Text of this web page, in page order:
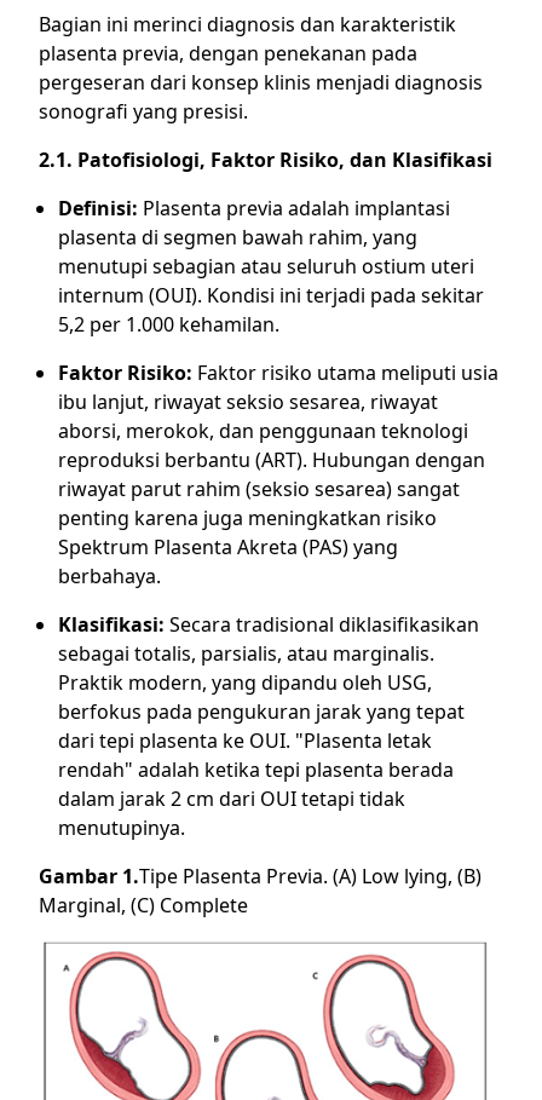
Bagian ini merinci diagnosis dan karakteristik
plasenta previa, dengan penekanan pada
pergeseran dari konsep klinis menjadi diagnosis
sonografi yang presisi.
2.1. Patofisiologi, Faktor Risiko, dan Klasifikasi
Definisi: Plasenta previa adalah implantasi
plasenta di segmen bawah rahim, yang
menutupi sebagian atau seluruh ostium uteri
internum (OUI). Kondisi ini terjadi pada sekitar
5,2 per 1.000 kehamilan.
Faktor Risiko: Faktor risiko utama meliputi usia
ibu lanjut, riwayat seksio sesarea, riwayat
aborsi, merokok, dan penggunaan teknologi
reproduksi berbantu (ART). Hubungan dengan
riwayat parut rahim (seksio sesarea) sangat
penting karena juga meningkatkan risiko
Spektrum Plasenta Akreta (PAS) yang
berbahaya.
Klasifikasi: Secara tradisional diklasifikasikan
sebagai totalis, parsialis, atau marginalis.
Praktik modern, yang dipandu oleh USG,
berfokus pada pengukuran jarak yang tepat
dari tepi plasenta ke OUI. "Plasenta letak
rendah" adalah ketika tepi plasenta berada
dalam jarak 2 cm dari OUI tetapi tidak
menutupinya.
Gambar 1.Tipe Plasenta Previa. (A) Low lying, (B)
Marginal, (C) Complete